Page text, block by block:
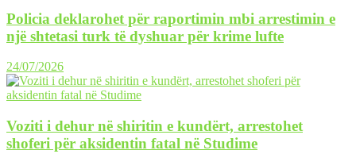
Policia deklarohet për raportimin mbi arrestimin e
një shtetasi turk të dyshuar për krime lufte
24/07/2026
Voziti i dehur në shiritin e kundërt, arrestohet
shoferi për aksidentin fatal në Studime